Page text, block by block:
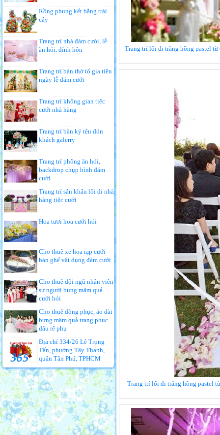
Rồng phụng kết bằng trái
cây
Trang trí nhà đám cưới, lễ
ăn hỏi, đính hôn
Trang trí bàn thờ tổ gia tiên
ngày lễ đám cưới
Trang trí không gian tiệc
cưới nhà hàng
Trang trí bàn ký tên đón
khách galerry
Trang trí phông ăn hỏi,
backdrop chụp hình đám
cưới
Trang trí sân khấu lối đi nhà
hàng tiệc cưới
Hoa tươi hoa cưới hỏi
Cho thuê xe hoa rạp cưới
bàn ghế vật dụng đám cưới
Cho thuê đội ngũ nhân viên
sự người bưng mâm quả
cưới hỏi
Cho thuê đồng phục, áo dài
bưng mâm quả trang phục
dâu rể phụ
Địa chỉ 334/26 Lê Trọng
Tấn, phường Tây Thạnh,
quận Tân Phú, TPHCM
Trang trí lối đi trắng hồng pastel từ
Trang trí lối đi trắng hồng pastel